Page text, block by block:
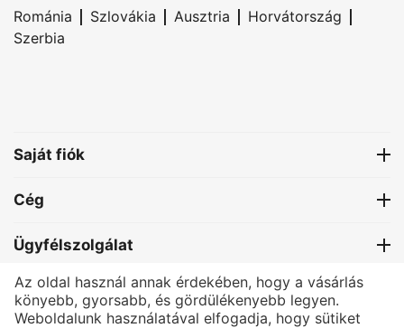
Románia | Szlovákia | Ausztria | Horvátország |
Szerbia
Saját fiók
Cég
Ügyfélszolgálat
Kapcsolat
Az oldal használ annak érdekében, hogy a vásárlás
könyebb, gyorsabb, és gördülékenyebb legyen.
Weboldalunk használatával elfogadja, hogy sütiket